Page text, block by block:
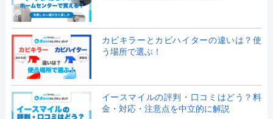
カビキラーとカビハイターの違いは？使
う場所で選ぶ！
イースマイルの評判・口コミはどう？料
金・対応・注意点を中立的に解説